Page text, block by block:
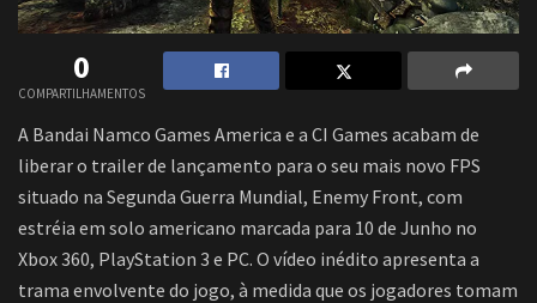
0
COMPARTILHAMENTOS
A Bandai Namco Games America e a CI Games acabam de
liberar o trailer de lançamento para o seu mais novo FPS
situado na Segunda Guerra Mundial, Enemy Front, com
estréia em solo americano marcada para 10 de Junho no
Xbox 360, PlayStation 3 e PC. O vídeo inédito apresenta a
trama envolvente do jogo, à medida que os jogadores tomam